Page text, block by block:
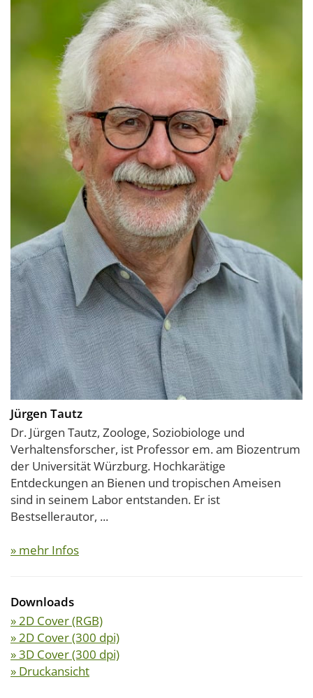
Jürgen Tautz
Dr. Jürgen Tautz, Zoologe, Soziobiologe und
Verhaltensforscher, ist Professor em. am Biozentrum
der Universität Würzburg. Hochkarätige
Entdeckungen an Bienen und tropischen Ameisen
sind in seinem Labor entstanden. Er ist
Bestsellerautor, ...
» mehr Infos
Downloads
» 2D Cover (RGB)
» 2D Cover (300 dpi)
» 3D Cover (300 dpi)
» Druckansicht